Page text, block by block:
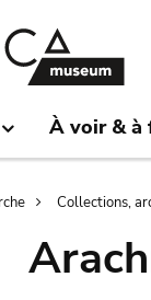
À voir & à
Collections,